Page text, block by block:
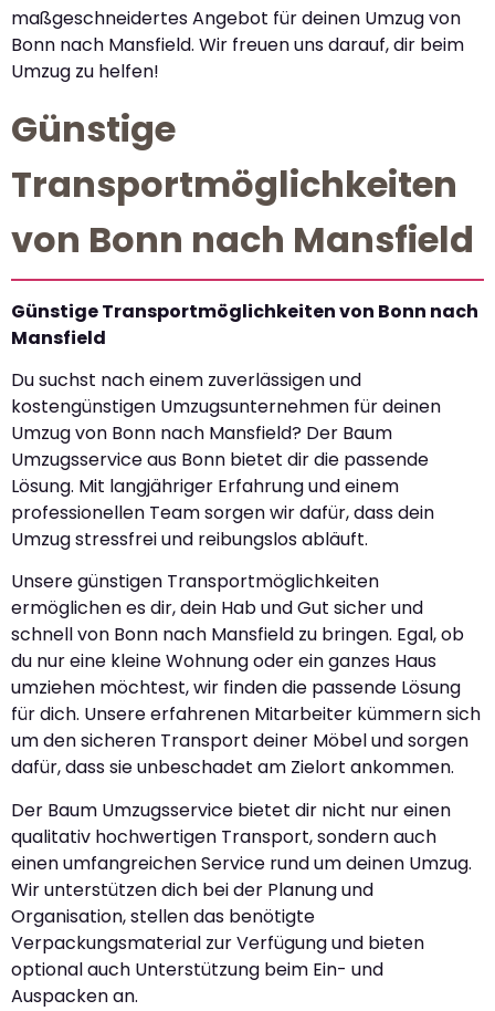
maßgeschneidertes Angebot für deinen Umzug von
Bonn nach Mansfield. Wir freuen uns darauf, dir beim
Umzug zu helfen!
Günstige
Transportmöglichkeiten
von Bonn nach Mansfield
Günstige Transportmöglichkeiten von Bonn nach
Mansfield
Du suchst nach einem zuverlässigen und
kostengünstigen Umzugsunternehmen für deinen
Umzug von Bonn nach Mansfield? Der Baum
Umzugsservice aus Bonn bietet dir die passende
Lösung. Mit langjähriger Erfahrung und einem
professionellen Team sorgen wir dafür, dass dein
Umzug stressfrei und reibungslos abläuft.
Unsere günstigen Transportmöglichkeiten
ermöglichen es dir, dein Hab und Gut sicher und
schnell von Bonn nach Mansfield zu bringen. Egal, ob
du nur eine kleine Wohnung oder ein ganzes Haus
umziehen möchtest, wir finden die passende Lösung
für dich. Unsere erfahrenen Mitarbeiter kümmern sich
um den sicheren Transport deiner Möbel und sorgen
dafür, dass sie unbeschadet am Zielort ankommen.
Der Baum Umzugsservice bietet dir nicht nur einen
qualitativ hochwertigen Transport, sondern auch
einen umfangreichen Service rund um deinen Umzug.
Wir unterstützen dich bei der Planung und
Organisation, stellen das benötigte
Verpackungsmaterial zur Verfügung und bieten
optional auch Unterstützung beim Ein- und
Auspacken an.